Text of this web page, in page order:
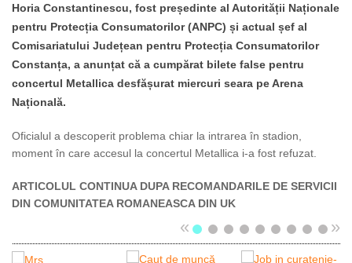
Horia Constantinescu, fost președinte al Autorității Naționale
pentru Protecția Consumatorilor (ANPC) și actual șef al
Comisariatului Județean pentru Protecția Consumatorilor
Constanța, a anunțat că a cumpărat bilete false pentru
concertul Metallica desfășurat miercuri seara pe Arena
Națională.
Oficialul a descoperit problema chiar la intrarea în stadion,
moment în care accesul la concertul Metallica i-a fost refuzat.
ARTICOLUL CONTINUA DUPA RECOMANDARILE DE SERVICII
DIN COMUNITATEA ROMANEASCA DIN UK
« »